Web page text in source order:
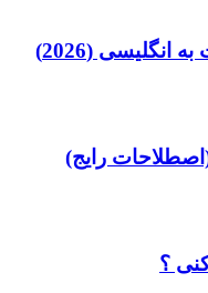
(2026)
؟